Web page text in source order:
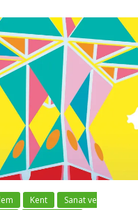
Kent
Sanat ve